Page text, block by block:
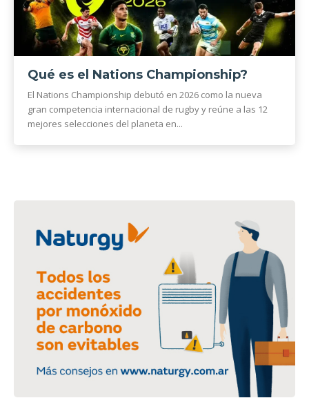
Qué es el Nations Championship?
El Nations Championship debutó en 2026 como la nueva
gran competencia internacional de rugby y reúne a las 12
mejores selecciones del planeta en...